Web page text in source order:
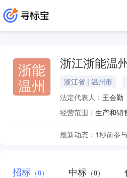
浙能
温州
浙江浙能温
浙江省 | 温州市
法定代表人： 王会勤
经营范围：
最新动态： 1秒前参与
招标 （0） 中标 （0）